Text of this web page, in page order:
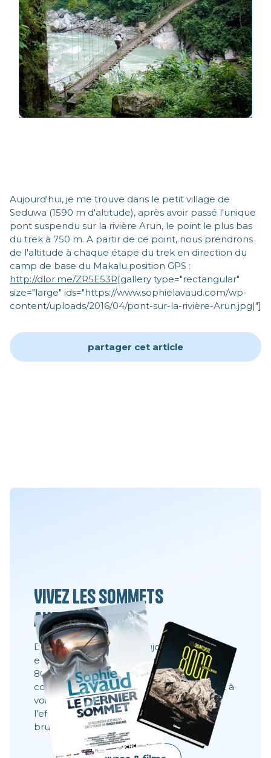
Aujourd'hui, je me trouve dans le petit village de
Seduwa (1590 m d'altitude), après avoir passé l'unique
pont suspendu sur la rivière Arun, le point le plus bas
du trek à 750 m. A partir de ce point, nous prendrons
de l'altitude à chaque étape du trek en direction du
camp de base du Makalu.position GPS :
http://dlor.me/ZR5E53R[gallery type="rectangular"
size="large" ids="https://www.sophielavaud.com/wp-
content/uploads/2016/04/pont-sur-la-rivière-Arun.jpg|"]
partager cet article
Vivez les sommets
autrement
Des films, des livres et toujours la même
envie : partager ce que l’on ne voit pas à
8000 mètres. Ces récits montrent les
coulisses, les visages, les choix. Ils donnent à
voir ce qu’une image ne dit pas toujours :
l’effort, le doute, la résilience, la beauté
brute.